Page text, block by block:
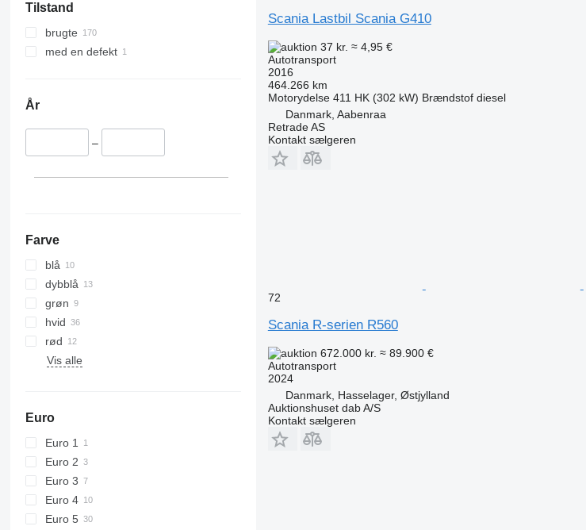
Tilstand
brugte
med en defekt
År
–
Farve
blå
dybblå
grøn
hvid
rød
Vis alle
Euro
Euro 1
Euro 2
Euro 3
Euro 4
Euro 5
Scania Lastbil Scania G410
37 kr. ≈ 4,95 €
Autotransport
2016
464.266 km
Motorydelse 411 HK (302 kW) Brændstof diesel
Danmark, Aabenraa
Retrade AS
Kontakt sælgeren
72
Scania R-serien R560
672.000 kr. ≈ 89.900 €
Autotransport
2024
Danmark, Hasselager, Østjylland
Auktionshuset dab A/S
Kontakt sælgeren